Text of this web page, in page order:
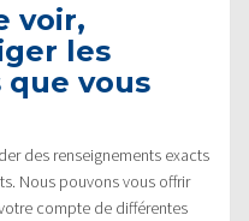
voir,
les
vous
des renseignements exacts
Nous pouvons vous offrir
compte de différentes